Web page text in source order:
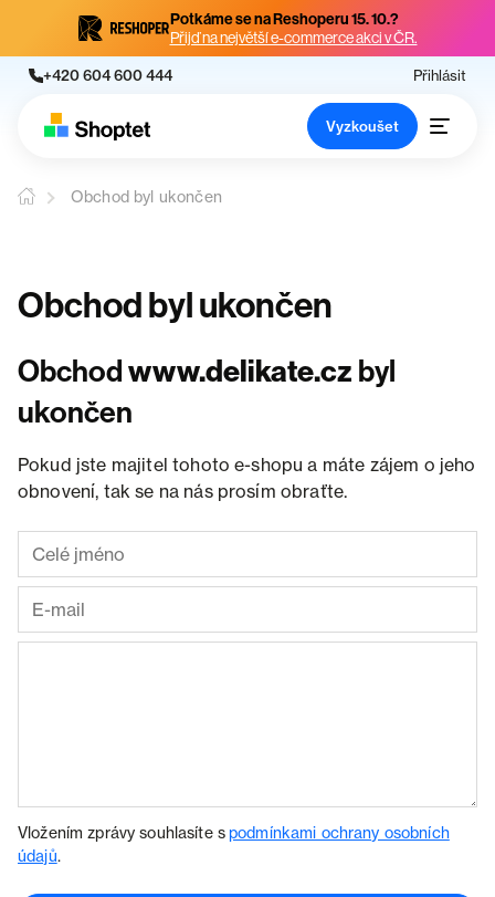
Potkáme se na Reshoperu 15. 10.?
Přijď na největší e-commerce akci v ČR.
+420 604 600 444 Přihlásit
Vyzkoušet
Obchod byl ukončen
Obchod byl ukončen
Obchodwww.delikate.cz byl
ukončen
Pokud jste majitel tohoto e-shopu a máte zájem o jeho
obnovení, tak se na nás prosím obraťte.
Vložením zprávy souhlasíte spodmínkami ochrany osobních
údajů.